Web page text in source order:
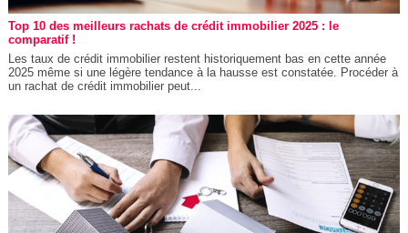
Top 10 des meilleurs rachats de crédit immobilier 2025 : le
comparatif !
Les taux de crédit immobilier restent historiquement bas en cette année
2025 même si une légère tendance à la hausse est constatée. Procéder à
un rachat de crédit immobilier peut...